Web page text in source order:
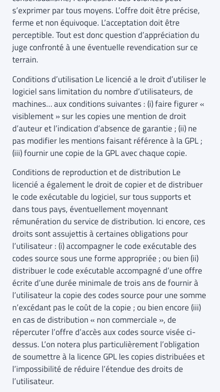
s’exprimer par tous moyens. L’offre doit être précise,
ferme et non équivoque. L’acceptation doit être
perceptible. Tout est donc question d’appréciation du
juge confronté à une éventuelle revendication sur ce
terrain.
Conditions d’utilisation Le licencié a le droit d’utiliser le
logiciel sans limitation du nombre d’utilisateurs, de
machines… aux conditions suivantes : (i) faire figurer «
visiblement » sur les copies une mention de droit
d’auteur et l’indication d’absence de garantie ; (ii) ne
pas modifier les mentions faisant référence à la GPL ;
(iii) fournir une copie de la GPL avec chaque copie.
Conditions de reproduction et de distribution Le
licencié a également le droit de copier et de distribuer
le code exécutable du logiciel, sur tous supports et
dans tous pays, éventuellement moyennant
rémunération du service de distribution. Ici encore, ces
droits sont assujettis à certaines obligations pour
l’utilisateur : (i) accompagner le code exécutable des
codes source sous une forme appropriée ; ou bien (ii)
distribuer le code exécutable accompagné d’une offre
écrite d’une durée minimale de trois ans de fournir à
l’utilisateur la copie des codes source pour une somme
n’excédant pas le coût de la copie ; ou bien encore (iii)
en cas de distribution « non commerciale », de
répercuter l’offre d’accès aux codes source visée ci-
dessus. L’on notera plus particulièrement l’obligation
de soumettre à la licence GPL les copies distribuées et
l’impossibilité de réduire l’étendue des droits de
l’utilisateur.